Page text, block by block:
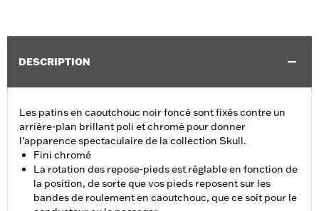
DESCRIPTION
Les patins en caoutchouc noir foncé sont fixés contre un
arrière-plan brillant poli et chromé pour donner
l’apparence spectaculaire de la collection Skull.
Fini chromé
La rotation des repose-pieds est réglable en fonction de
la position, de sorte que vos pieds reposent sur les
bandes de roulement en caoutchouc, que ce soit pour le